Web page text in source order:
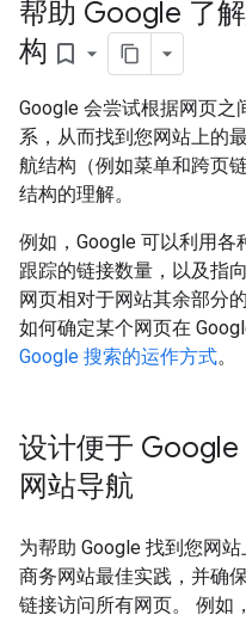
帮助 Google 了
构 bookmark_border
Google 会尝试根据网页之
系，从而找到您网站上的
航结构（例如菜单和跨页
结构的理解。
例如，Google 可以利用
跟踪的链接数量，以及指
网页相对于网站其余部分
如何确定某个网页在
Google 搜索的运作方式。
设计便于
网站导航
为帮助 Google 找到您网
商务网站最佳实践，并确
链接访问所有网页。 例如